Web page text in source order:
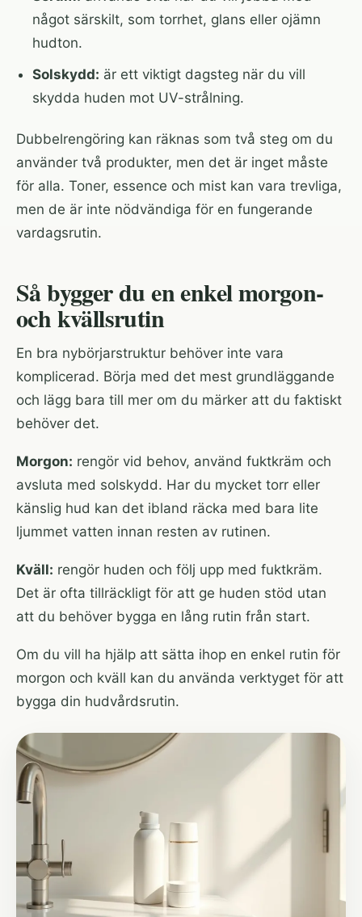
något särskilt, som torrhet, glans eller ojämn
hudton.
Solskydd: är ett viktigt dagsteg när du vill
skydda huden mot UV-strålning.
Dubbelrengöring kan räknas som två steg om du
använder två produkter, men det är inget måste
för alla. Toner, essence och mist kan vara trevliga,
men de är inte nödvändiga för en fungerande
vardagsrutin.
Så bygger du en enkel morgon-
och kvällsrutin
En bra nybörjarstruktur behöver inte vara
komplicerad. Börja med det mest grundläggande
och lägg bara till mer om du märker att du faktiskt
behöver det.
Morgon: rengör vid behov, använd fuktkräm och
avsluta med solskydd. Har du mycket torr eller
känslig hud kan det ibland räcka med bara lite
ljummet vatten innan resten av rutinen.
Kväll: rengör huden och följ upp med fuktkräm.
Det är ofta tillräckligt för att ge huden stöd utan
att du behöver bygga en lång rutin från start.
Om du vill ha hjälp att sätta ihop en enkel rutin för
morgon och kväll kan du använda verktyget för att
bygga din hudvårdsrutin.